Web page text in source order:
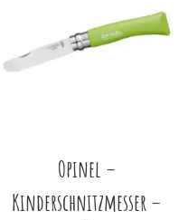
Opinel –
Kinderschnitzmesser –